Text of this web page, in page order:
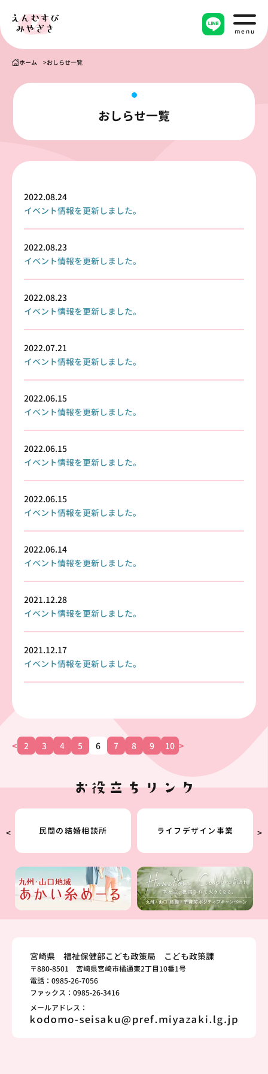
menu
ホーム おしらせ一覧
おしらせ一覧
2022.08.24
イベント情報を更新しました。
2022.08.23
イベント情報を更新しました。
2022.08.23
イベント情報を更新しました。
2022.07.21
イベント情報を更新しました。
2022.06.15
イベント情報を更新しました。
2022.06.15
イベント情報を更新しました。
2022.06.15
イベント情報を更新しました。
2022.06.14
イベント情報を更新しました。
2021.12.28
イベント情報を更新しました。
2021.12.17
イベント情報を更新しました。
< 2 3 4 5 6 7 8 9 10 >
< 民間の結婚相談所 ライフデザイン事業 >
宮崎県 福祉保健部こども政策局 こども政策課
〒880-8501 宮崎県宮崎市橘通東2丁目10番1号
電話：0985-26-7056
ファックス：0985-26-3416
メールアドレス：